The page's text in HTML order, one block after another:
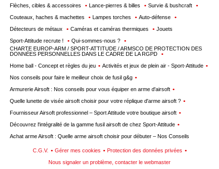
Flèches, cibles & accessoires
Lance-pierres & billes
Survie & bushcraft
Couteaux, haches & machettes
Lampes torches
Auto-défense
Détecteurs de métaux
Caméras et caméras thermiques
Jouets
Sport-Attitude recrute !
Qui-sommes-nous ?
CHARTE EUROP-ARM / SPORT-ATTITUDE / ARMSCO DE PROTECTION DES
DONNÉES PERSONNELLES DANS LE CADRE DE LA RGPD
Home ball - Concept et règles du jeu
Activités et jeux de plein air - Sport-Attitude
Nos conseils pour faire le meilleur choix de fusil g&g
Armurerie Airsoft : Nos conseils pour vous équiper en arme d'airsoft
Quelle lunette de visée airsoft choisir pour votre réplique d'arme airsoft ?
Fournisseur Airsoft professionnel – Sport Attitude votre boutique airsoft
Découvrez l'intégralité de la gamme fusil airsoft de chez Sport-Attitude
Achat arme Airsoft : Quelle arme airsoft choisir pour débuter – Nos Conseils
C.G.V. Gérer mes cookies
Protection des données privées
Nous signaler un problème, contacter le webmaster